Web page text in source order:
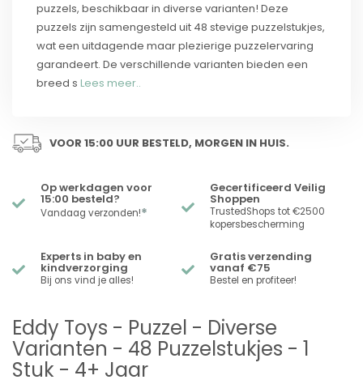
puzzels, beschikbaar in diverse varianten! Deze
puzzels zijn samengesteld uit 48 stevige puzzelstukjes,
wat een uitdagende maar plezierige puzzelervaring
garandeert. De verschillende varianten bieden een
breed s Lees meer..
VOOR 15:00 UUR BESTELD, MORGEN IN HUIS.
Op werkdagen voor
15:00 besteld?
Vandaag verzonden!*
Gecertificeerd Veilig
Shoppen
TrustedShops tot €2500
kopersbescherming
Experts in baby en
kindverzorging
Bij ons vind je alles!
Gratis verzending
vanaf €75
Bestel en profiteer!
Eddy Toys - Puzzel - Diverse
Varianten - 48 Puzzelstukjes - 1
Stuk - 4+ Jaar